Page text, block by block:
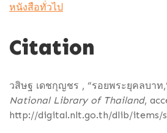
หนังสือทั่วไป
Citation
วสิษฐ เดชกุญชร , “รอยพระยุคลบาท
National Library of Thailand,
http://digital.nlt.go.th/dlib/items/